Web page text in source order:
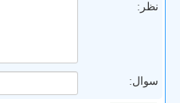
نظر:
سوال: